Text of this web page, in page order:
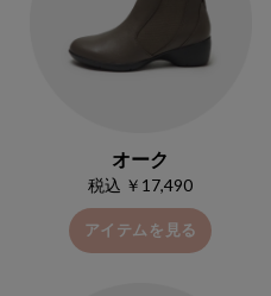
オーク
税込 ￥17,490
アイテムを見る